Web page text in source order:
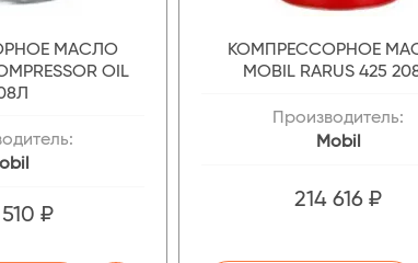
МАСЛО
OIL
₽
КОМПРЕССОРНОЕ
MOBIL RARUS 425
Производитель:
Mobil
214 616 ₽